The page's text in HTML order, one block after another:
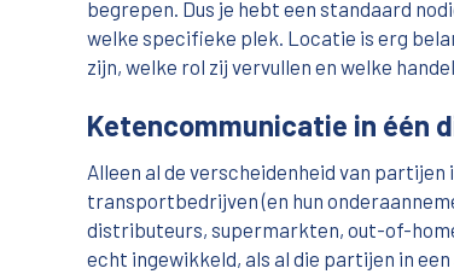
begrepen. Dus je hebt een standaard
welke specifieke plek. Locatie is erg
zijn, welke rol zij vervullen en welke
Ketencommunicatie in één
Alleen al de verscheidenheid van
transportbedrijven (en hun
distributeurs, supermarkten, out-of-
echt ingewikkeld, als al die partijen in